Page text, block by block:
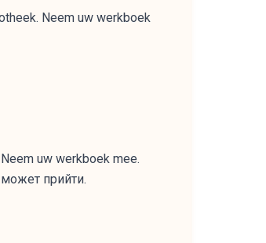
Neem uw werkboek
uw werkboek mee.
может прийти.